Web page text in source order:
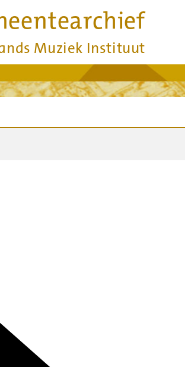
Muziek Instituut